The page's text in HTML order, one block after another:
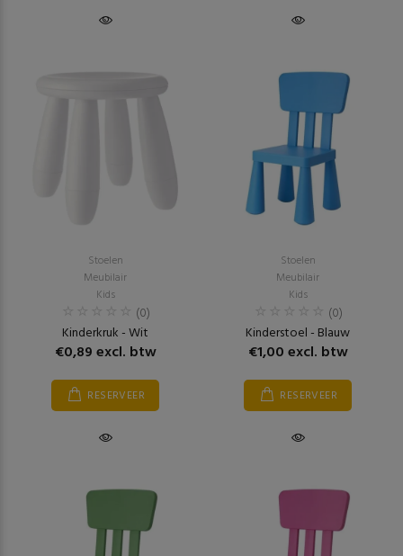
Stoelen
Meubilair
Kids
(0)
Kinderkruk - Wit
€0,89 excl. btw
RESERVEER
Stoelen
Meubilair
Kids
(0)
Kinderstoel - Blauw
€1,00 excl. btw
RESERVEER